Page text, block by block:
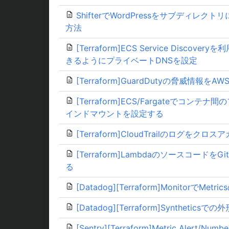
ShifterでWordPressをサブディレクト
方法
[Terraform]ECS Service Discoveryを利
きるようにプライベートDNSを設定
[Terraform]GuardDutyの脅威情報を
[Terraform]ECS/Fargateでコンテナ間
インドマウントを設定する
[Terraform]CloudTrailのログをクロスア
[Terraform]Lambdaのソースコードを
る
[Datadog][Terraform]MonitorでMetrics
[Datadog][Terraform]Syntheticsでの外